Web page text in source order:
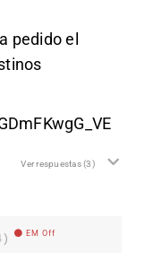
pedido el
Ver respuestas(3)
EM Off